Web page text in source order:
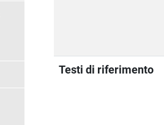
Testi di riferimento